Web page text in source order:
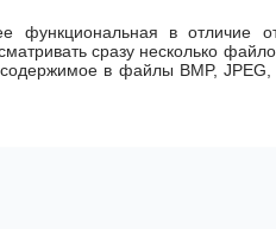
в отличие от
сразу несколько
в файлы BMP,